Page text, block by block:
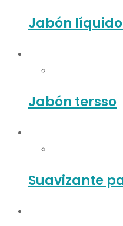
Jabón
Jabón tersso
Suavizante